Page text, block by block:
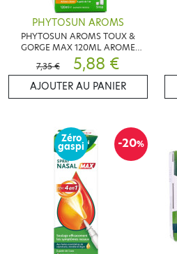
PHYTOSUN AROMS
PHYTOSUN AROMS TOUX &
GORGE MAX 120ML AROME
CITRON
7,35 € 5,88 €
AJOUTER AU PANIER
-20%
Zéro
gaspi